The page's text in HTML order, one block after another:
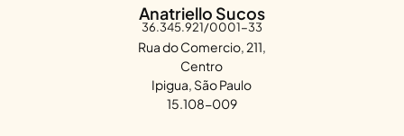
Anatriello Sucos
36.345.921/0001-33
Rua do Comercio, 211,
Centro
Ipigua, São Paulo
15.108-009